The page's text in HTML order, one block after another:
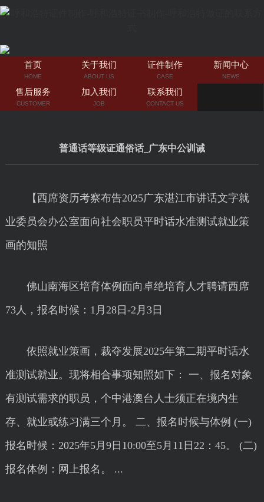
首页
HOME
关于我们
ABOUT US
证件制作
CASE
新闻中心
NEWS
售后服务
CUSTOMER
加入我们
JOB
联系我们
CONTACT US
普通话等级证通俗话_广东中公训诫
【西席资历考察布告2025广东湛江市讲话文字就
业委员会办公室面向社会职员平时话水准测试就业策
画的知照
佛山南海区培育体例面向卓绝培育人才聘请西席
73人，报名时候：1月28日-2月3日
依照就业策画，裁夺发展2025年第二期平时话水
准测试就业。现将相合事项知照如下： 一、报名对象
有测试需求的职员，个中港澳台人士须正在境内生
存、就业或练习满三个月。 二、报名时候与体例 (一)
报名时候：2025年5月9日10:00至5月11日22：45。 (二)
报名体例：网上报名。 ...